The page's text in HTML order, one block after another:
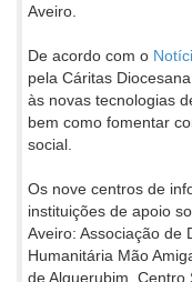
Aveiro.
De acordo com o
pela Cáritas
às novas tecnologias
bem como fomentar
social.
Os nove centros de
instituições de apoio
Aveiro: Associação de
Humanitária Mão
de Alquerubim, Centro